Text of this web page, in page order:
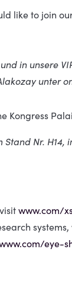
like to join
in unsere
unter
Nr.
www.com/
eye-